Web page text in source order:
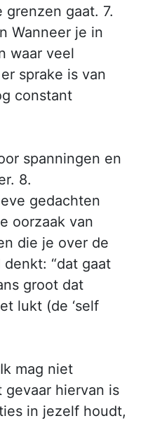
gaat. 7.
Wanneer je in
waar veel
sprake is van
constant
spanningen en
8.
gedachten
oorzaak van
die je over de
“dat gaat
groot dat
lukt (de ‘self
mag niet
gevaar hiervan is
in jezelf houdt,